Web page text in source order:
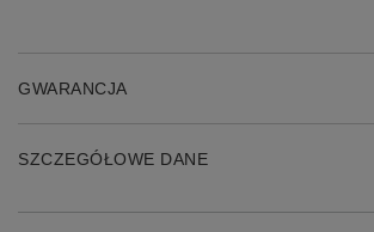
GWARANCJA
SZCZEGÓŁOWE DANE